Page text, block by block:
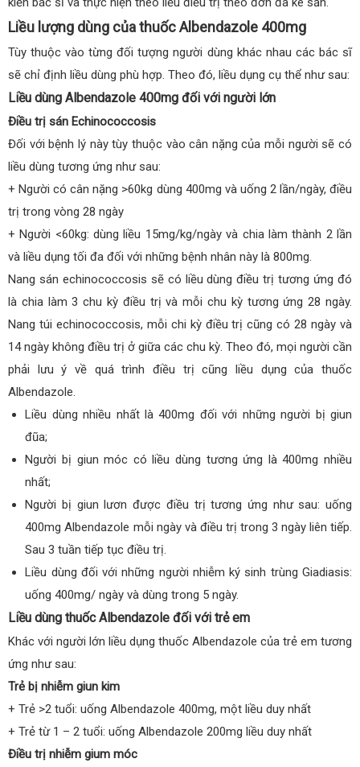
Liều lượng dùng của thuốc Albendazole 400mg
Tùy thuộc vào từng đối tượng người dùng khác nhau các bác sĩ
sẽ chỉ định liều dùng phù hợp. Theo đó, liều dụng cụ thể như sau:
Liều dùng Albendazole 400mg đối với người lớn
Điều trị sán Echinococcosis
Đối với bệnh lý này tùy thuộc vào cân nặng của mỗi người sẽ có
liều dùng tương ứng như sau:
+ Người có cân nặng >60kg dùng 400mg và uống 2 lần/ngày, điều
trị trong vòng 28 ngày
+ Người <60kg: dùng liều 15mg/kg/ngày và chia làm thành 2 lần
và liều dụng tối đa đối với những bệnh nhân này là 800mg.
Nang sán echinococcosis sẽ có liều dùng điều trị tương ứng đó
là chia làm 3 chu kỳ điều trị và mỗi chu kỳ tương ứng 28 ngày.
Nang túi echinococcosis, mỗi chi kỳ điều trị cũng có 28 ngày và
14 ngày không điều trị ở giữa các chu kỳ. Theo đó, mọi người cần
phải lưu ý về quá trình điều trị cũng liều dụng của thuốc
Albendazole.
Liều dùng nhiều nhất là 400mg đối với những người bị giun
đũa;
Người bị giun móc có liều dùng tương ứng là 400mg nhiều
nhất;
Người bị giun lươn được điều trị tương ứng như sau: uống
400mg Albendazole mỗi ngày và điều trị trong 3 ngày liên tiếp.
Sau 3 tuần tiếp tục điều trị.
Liều dùng đối với những người nhiễm ký sinh trùng Giadiasis:
uống 400mg/ ngày và dùng trong 5 ngày.
Liều dùng thuốc Albendazole đối với trẻ em
Khác với người lớn liều dụng thuốc Albendazole của trẻ em tương
ứng như sau:
Trẻ bị nhiễm giun kim
+ Trẻ >2 tuổi: uống Albendazole 400mg, một liều duy nhất
+ Trẻ từ 1 – 2 tuổi: uống Albendazole 200mg liều duy nhất
Điều trị nhiễm gium móc